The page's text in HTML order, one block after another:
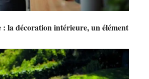
: la décoration intérieure, un élément